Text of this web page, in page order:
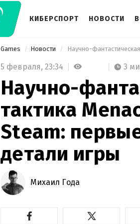
КИБЕРСПОРТ НОВОСТИ
Games Новости
5 февраля, 23:34 3
Научно-
тактика
Steam:
детали игры
Михаил Года